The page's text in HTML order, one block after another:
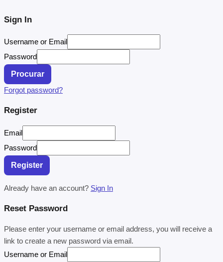
Sign In
Username or Email
Password
Procurar
Forgot password?
Register
Email
Password
Register
Already have an account? Sign In
Reset Password
Please enter your username or email address, you will receive a
link to create a new password via email.
Username or Email